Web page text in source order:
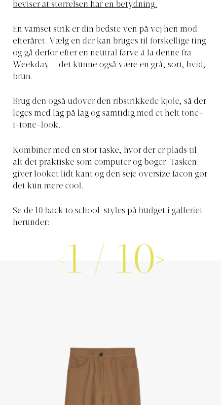
beviser at størrelsen har en betydning.
En vamset strik er din bedste ven på vej hen mod
efteråret. Vælg en der kan bruges til forskellige ting
og gå derfor efter en neutral farve á la denne fra
Weekday – det kunne også være en grå, sort, hvid,
brun.
Brug den også udover den ribstrikkede kjole, så der
leges med lag på lag og samtidig med et helt tone-
i-tone-look.
Kombiner med en stor taske, hvor der er plads til
alt det praktiske som computer og bøger. Tasken
giver looket lidt kant og den seje oversize facon gør
det kun mere cool.
Se de 10 back to school-styles på budget i galleriet
herunder:
1 / 10